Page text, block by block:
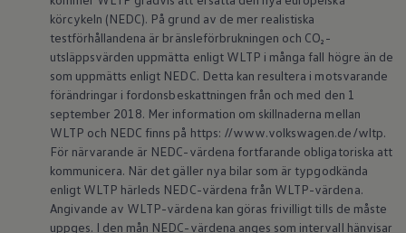
Enkelt förklarat – så fungerar din ID.
Vanliga frågor
ID. Drivers Club
Service av elbilar
Företag
Business Lease
Företagsleasing
Personalbil
Bonus malus
TCO - Total ägandekostnad
Ordlista
Fleet Interface Data
Millån
Köpa
körcykeln (NEDC). På grund av de mer realistiska
testförhållandena är bränsleförbrukningen och CO₂-
utsläppsvärden uppmätta enligt WLTP i många fall högre än de
som uppmätts enligt NEDC. Detta kan resultera i motsvarande
förändringar i fordonsbeskattningen från och med den 1
september 2018. Mer information om skillnaderna mellan
WLTP och NEDC finns på https: //www.volkswagen.de/wltp.
För närvarande är NEDC-värdena fortfarande obligatoriska att
kommunicera. När det gäller nya bilar som är typgodkända
enligt WLTP härleds NEDC-värdena från WLTP-värdena.
Angivande av WLTP-värdena kan göras frivilligt tills de måste
uppges. I den mån NEDC-värdena anges som intervall hänvisar